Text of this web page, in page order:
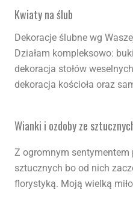
Kwiaty na ślub
Dekoracje ślubne wg
Działam kompleksowo:
dekoracja stołów
dekoracja kościoła oraz
Wianki i ozdoby ze
Z ogromnym
sztucznych bo od nich
florystyką. Moją wielką